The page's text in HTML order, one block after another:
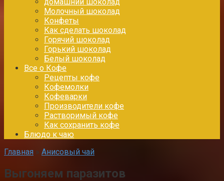
Молочный шоколад
Конфеты
Как сделать шоколад
Горячий шоколад
Горький шоколад
Белый шоколад
Все о Кофе
Рецепты кофе
Кофемолки
Кофеварки
Производители кофе
Растворимый кофе
Как сохранить кофе
Блюдо к чаю
Главная » Анисовый чай
Выгоняем паразитов